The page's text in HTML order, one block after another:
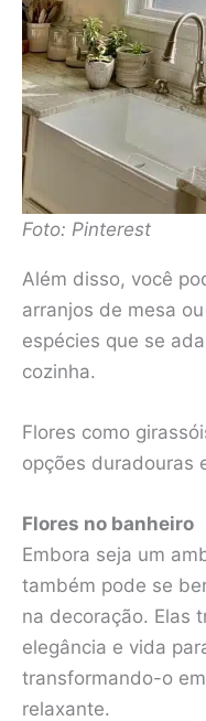
Foto: Pinterest
Além disso, você
arranjos de mesa
espécies que se
cozinha.
Flores como
opções duradouras
Flores no banheiro
Embora seja um
também pode se
na decoração. Elas
elegância e vida
transformando-o
relaxante.